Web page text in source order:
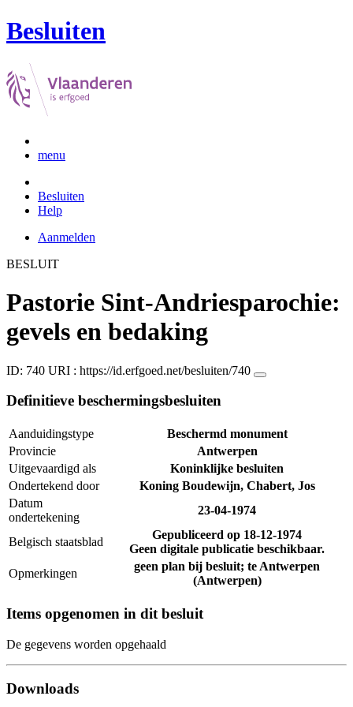
Besluiten
menu
Besluiten
Help
Aanmelden
BESLUIT
Pastorie Sint-Andriesparochie:
gevels en bedaking
ID: 740 URI : https://id.erfgoed.net/besluiten/740
Definitieve beschermingsbesluiten
Aanduidingstype
Beschermd monument
Provincie
Antwerpen
Uitgevaardigd als
Koninklijke besluiten
Ondertekend door
Koning Boudewijn, Chabert, Jos
Datum
ondertekening
23-04-1974
Belgisch staatsblad
Gepubliceerd op 18-12-1974
Geen digitale publicatie beschikbaar.
Opmerkingen
geen plan bij besluit; te Antwerpen
(Antwerpen)
Items opgenomen in dit besluit
De gegevens worden opgehaald
Downloads